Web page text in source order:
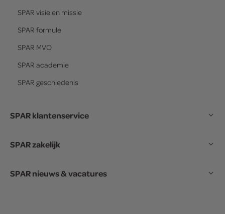
SPAR visie en missie
SPAR formule
SPAR MVO
SPAR academie
SPAR geschiedenis
SPAR klantenservice
SPAR zakelijk
SPAR nieuws & vacatures